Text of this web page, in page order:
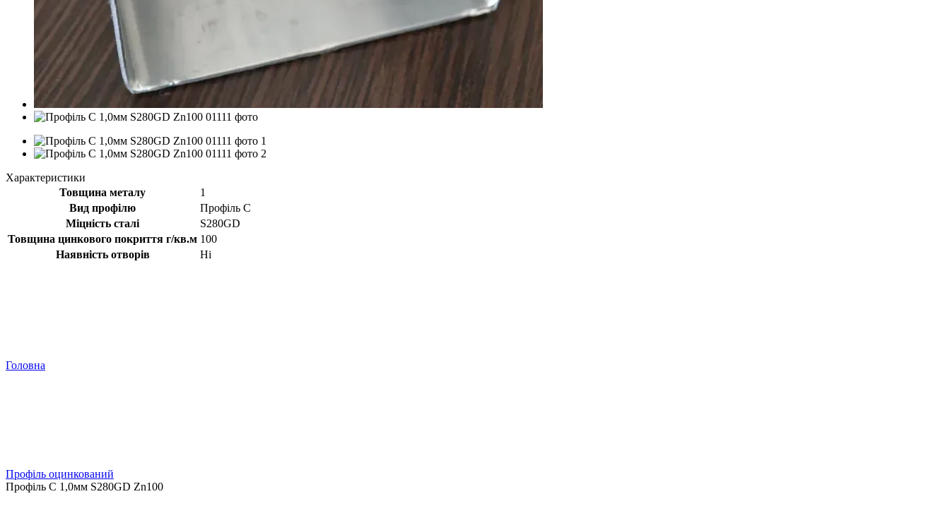
Характеристики
Товщина металу
1
Вид профілю
Профіль C
Міцність сталі
S280GD
Товщина цинкового покриття г/кв.м 100
Наявність отворів
Ні
Головна
Профіль оцинкований
Профіль C 1,0мм S280GD Zn100